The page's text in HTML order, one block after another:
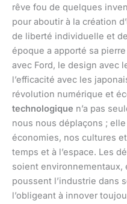
rêve fou de quelques
pour aboutir à la création
de liberté individuelle et
époque a apporté sa
avec Ford, le design avec
l’efficacité avec les
révolution numérique et
technologique n’a pas
nous nous déplaçons ;
économies, nos cultures
temps et à l’espace. Les
soient environnementaux,
poussent l’industrie dans
l’obligeant à innover